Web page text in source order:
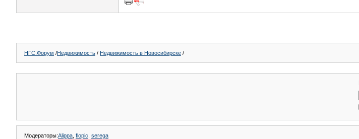
НГС.Форум /Недвижимость / Недвижимость в Новосибирске /
Модераторы:Alippa flopic serega